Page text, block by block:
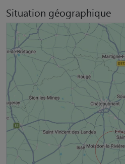
Situation géographique